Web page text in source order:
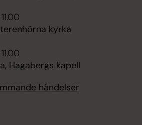
kyrka
Hagabergs kapell
händelser